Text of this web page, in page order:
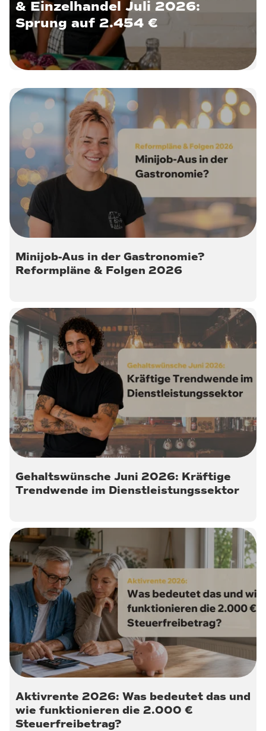
& Einzelhandel Juli 2026:
Sprung auf 2.454 €
30. Juli 2026
Minijob-Aus in der Gastronomie?
Reformpläne & Folgen 2026
30. Juni 2026
Gehaltswünsche Juni 2026: Kräftige
Trendwende im Dienstleistungssektor
8. Juni 2026
Aktivrente 2026: Was bedeutet das und
wie funktionieren die 2.000 €
Steuerfreibetrag?